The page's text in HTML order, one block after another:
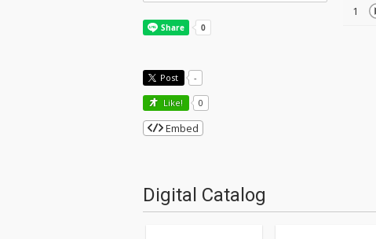
1
Post -
Like! 0
Embed
Digital Catalog